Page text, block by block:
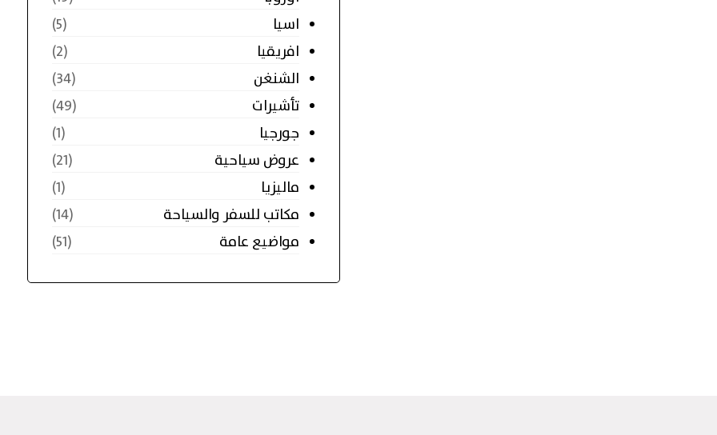
اسيا
(5)
افريقيا
(2)
الشنغن
(34)
تأشيرات
(49)
جورجيا
(1)
عروض سياحية
(21)
ماليزيا
(1)
مكاتب للسفر والسياحة
(14)
مواضيع عامة
(51)